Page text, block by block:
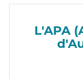
L'APA